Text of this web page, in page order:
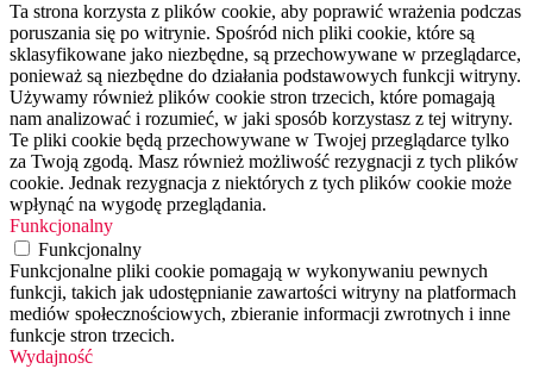
Ta strona korzysta z plików cookie, aby poprawić wrażenia podczas
poruszania się po witrynie. Spośród nich pliki cookie, które są
sklasyfikowane jako niezbędne, są przechowywane w przeglądarce,
ponieważ są niezbędne do działania podstawowych funkcji witryny.
Używamy również plików cookie stron trzecich, które pomagają
nam analizować i rozumieć, w jaki sposób korzystasz z tej witryny.
Te pliki cookie będą przechowywane w Twojej przeglądarce tylko
za Twoją zgodą. Masz również możliwość rezygnacji z tych plików
cookie. Jednak rezygnacja z niektórych z tych plików cookie może
wpłynąć na wygodę przeglądania.
Funkcjonalny
Funkcjonalny
Funkcjonalne pliki cookie pomagają w wykonywaniu pewnych
funkcji, takich jak udostępnianie zawartości witryny na platformach
mediów społecznościowych, zbieranie informacji zwrotnych i inne
funkcje stron trzecich.
Wydajność